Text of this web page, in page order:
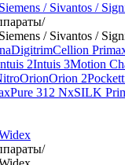
/ Sivantos /
/
/ Sivantos /
DigitrimCellion
2Intuis 3Motion
OrionOrion 2
Pure 312 NxSILK
/